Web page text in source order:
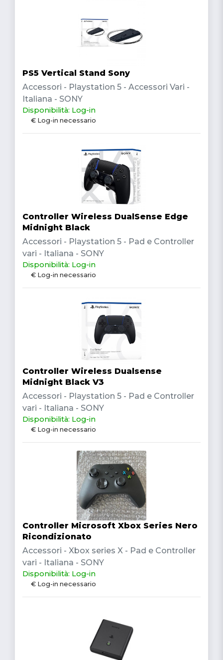
PS5 Vertical Stand Sony
Accessori - Playstation 5 - Accessori Vari -
Italiana - SONY
Disponibilità: Log-in
€ Log-in necessario
Controller Wireless DualSense Edge
Midnight Black
Accessori - Playstation 5 - Pad e Controller
vari - Italiana - SONY
Disponibilità: Log-in
€ Log-in necessario
Controller Wireless Dualsense
Midnight Black V3
Accessori - Playstation 5 - Pad e Controller
vari - Italiana - SONY
Disponibilità: Log-in
€ Log-in necessario
Controller Microsoft Xbox Series Nero
Ricondizionato
Accessori - Xbox series X - Pad e Controller
vari - Italiana - SONY
Disponibilità: Log-in
€ Log-in necessario